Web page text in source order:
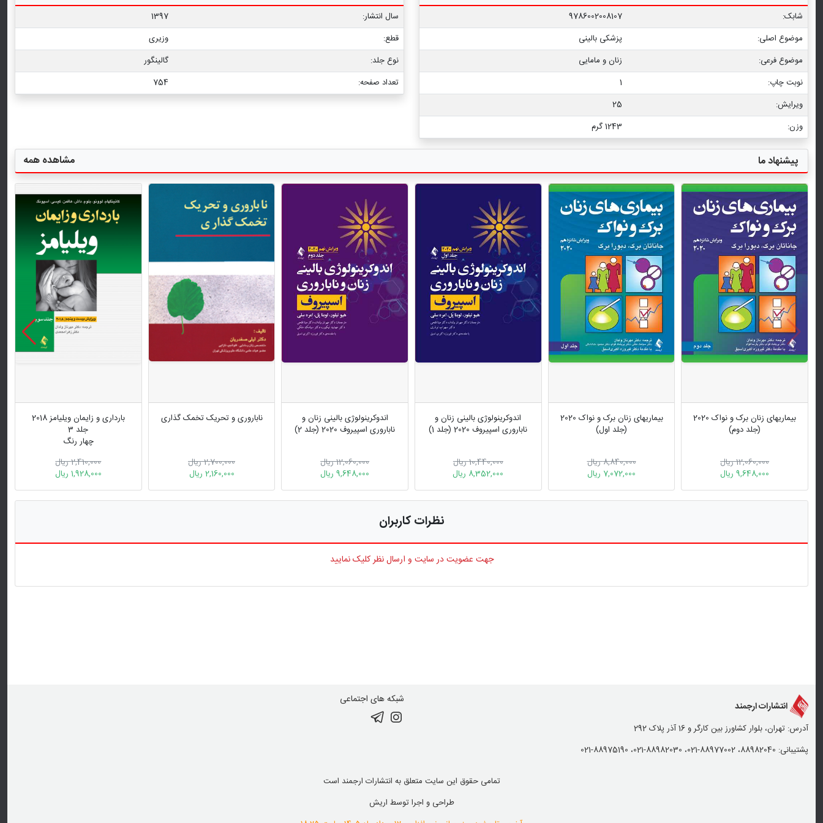
شابک:
9786002008107
موضوع اصلی:
پزشکی بالینی
موضوع فرعی:
زنان و مامایی
نوبت چاپ:
1
ویرایش:
25
وزن:
1243 گرم
سال انتشار:
1397
قطع:
وزیری
نوع جلد:
گالینگور
تعداد صفحه:
754
پیشنهاد ما مشاهده همه
بیماریهای زنان برک و نواک 2020
(جلد دوم)
12,060,000 ریال
9,648,000 ریال
بیماریهای زنان برک و نواک 2020
(جلد اول)
8,840,000 ریال
7,072,000 ریال
اندوکرینولوژی بالینی زنان و
ناباروری اسپیروف 2020 (جلد 1)
10,440,000 ریال
8,352,000 ریال
اندوکرینولوژی بالینی زنان و
ناباروری اسپیروف 2020 (جلد 2)
12,060,000 ریال
9,648,000 ریال
ناباروری و تحریک تخمک گذاری
2,700,000 ریال
2,160,000 ریال
بارداری و زایمان ویلیامز 2018
جلد 3
چهار رنگ
2,410,000 ریال
1,928,000 ریال
نظرات کاربران
جهت عضویت در سایت و ارسال نظر کلیک نمایید
انتشارات ارجمند
آدرس: تهران، بلوار کشاورز بین کارگر و 16 آذر پلاک 292
پشتیبانی: 88982040، 88977002-021، 88982030-021، 88975190-021
شبکه های اجتماعی
تمامی حقوق این سایت متعلق به انتشارات ارجمند است
طراحی و اجرا توسط اریش